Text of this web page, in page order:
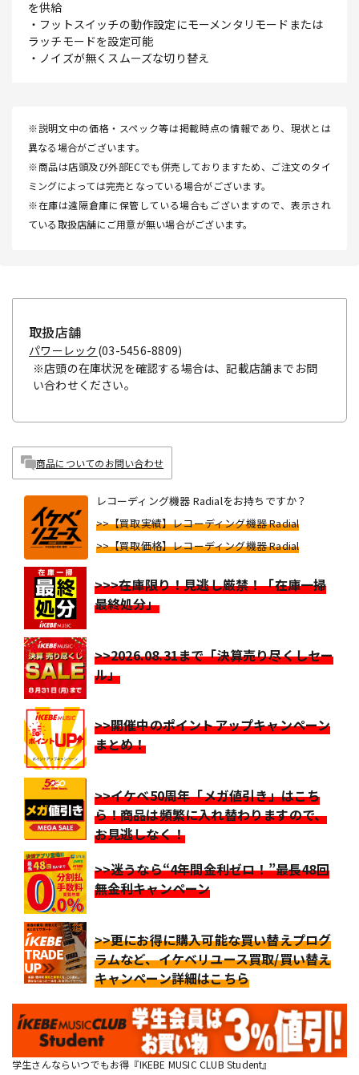
を供給
・フットスイッチの動作設定にモーメンタリモードまたは
ラッチモードを設定可能
・ノイズが無くスムーズな切り替え
※説明文中の価格・スペック等は掲載時点の情報であり、現状とは
異なる場合がございます。
※商品は店頭及び外部ECでも併売しておりますため、ご注文のタイ
ミングによっては完売となっている場合がございます。
※在庫は遠隔倉庫に保管している場合もございますので、表示され
ている取扱店舗にご用意が無い場合がございます。
取扱店舗
パワーレック (03-5456-8809)
※店頭の在庫状況を確認する場合は、記載店舗までお問
い合わせください。
商品についてのお問い合わせ
レコーディング機器 Radialをお持ちですか？
>>【買取実績】レコーディング機器 Radial
>>【買取価格】レコーディング機器 Radial
>>>在庫限り！見逃し厳禁！「在庫一掃
最終処分」
>>2026.08.31まで「決算売り尽くしセー
ル」
>>開催中のポイントアップキャンペーン
まとめ！
>>イケベ50周年「メガ値引き」はこち
ら！商品は頻繁に入れ替わりますので、
お見逃しなく！
>>迷うなら“4年間金利ゼロ！”最長48回
無金利キャンペーン
>>更にお得に購入可能な買い替えプログ
ラムなど、イケベリユース買取/買い替え
キャンペーン詳細はこちら
学生さんならいつでもお得『IKEBE MUSIC CLUB Student』